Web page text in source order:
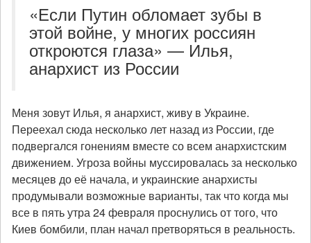
«Если Путин обломает зубы в
этой войне, у многих россиян
откроются глаза» — Илья,
анархист из России
Меня зовут Илья, я анархист, живу в Украине.
Переехал сюда несколько лет назад из России, где
подвергался гонениям вместе со всем анархистским
движением. Угроза войны муссировалась за несколько
месяцев до её начала, и украинские анархисты
продумывали возможные варианты, так что когда мы
все в пять утра 24 февраля проснулись от того, что
Киев бомбили, план начал претворяться в реальность.